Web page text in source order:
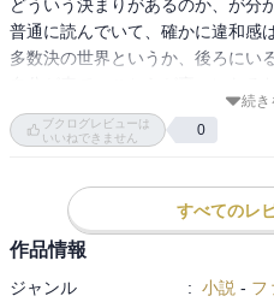
どういう決まりがあるのか、が分
普通に読んでいて、確かに違和感
多数決の世界というか、後ろにい
そんな衝撃（？）な１話目の次の
一体どういう事なのか、と思っ
いや、一番の落ちは、事件解決後
本当に、何のために奔走したか！
続き
ブクログレビューは
いいねできません
0
すべてのレ
作品情報
ジャンル : 小説 - フ